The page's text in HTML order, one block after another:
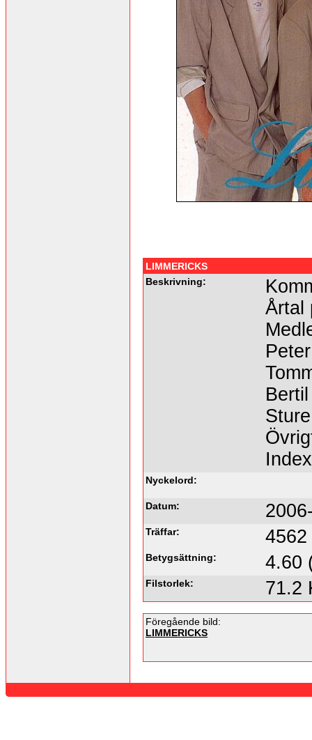
LIMMERICKS
Beskrivning:
Årtal
Peter
Bertil
Sture
Nyckelord:
Datum:
Träffar: 4562
Betygsättning: 4.60
Filstorlek: 71.2
Föregående bild:
LIMMERICKS